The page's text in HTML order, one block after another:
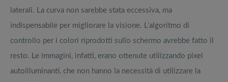
laterali. La curva non sarebbe stata eccessiva, ma
indispensabile per migliorare la visione. L’algoritmo di
controllo per i colori riprodotti sullo schermo avrebbe fatto il
resto. Le immagini, infatti, erano ottenute utilizzando pixel
autoilluminanti, che non hanno la necessità di utilizzare la